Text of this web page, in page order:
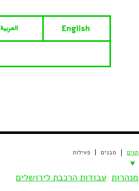
English العربية
תגים מבנים פעילות
מנהרות עבודות הרכבת לירושלים